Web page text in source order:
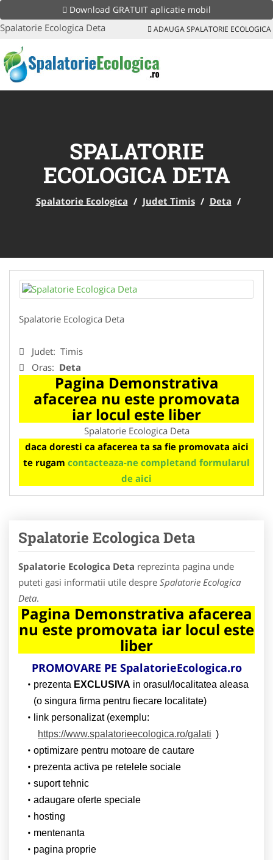
Download GRATUIT aplicatie mobil
Spalatorie Ecologica Deta ADAUGA SPALATORIE ECOLOGICA
SPALATORIE
ECOLOGICA DETA
Spalatorie Ecologica / Judet Timis / Deta /
Spalatorie Ecologica Deta
Judet: Timis
Oras: Deta
Pagina Demonstrativa
afacerea nu este promovata
iar locul este liber
Spalatorie Ecologica Deta
daca doresti ca afacerea ta sa fie promovata aici
te rugam contacteaza-ne completand formularul
de aici
Spalatorie Ecologica Deta
Spalatorie Ecologica Deta reprezinta pagina unde
puteti gasi informatii utile despre Spalatorie Ecologica
Deta.
Pagina Demonstrativa afacerea
nu este promovata iar locul este
liber
PROMOVARE PE SpalatorieEcologica.ro
prezenta EXCLUSIVA in orasul/localitatea aleasa
(o singura firma pentru fiecare localitate)
link personalizat (exemplu:
https://www.spalatorieecologica.ro/galati )
optimizare pentru motoare de cautare
prezenta activa pe retelele sociale
suport tehnic
adaugare oferte speciale
hosting
mentenanta
pagina proprie